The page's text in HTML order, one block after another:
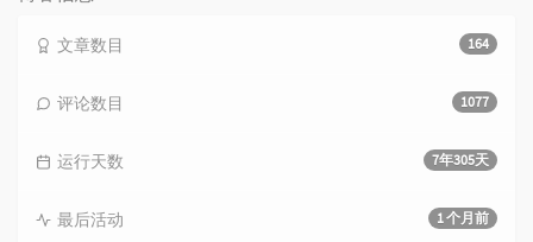
164
文章数目
1077
评论数目
7年305天
运行天数
1 个月前
最后活动